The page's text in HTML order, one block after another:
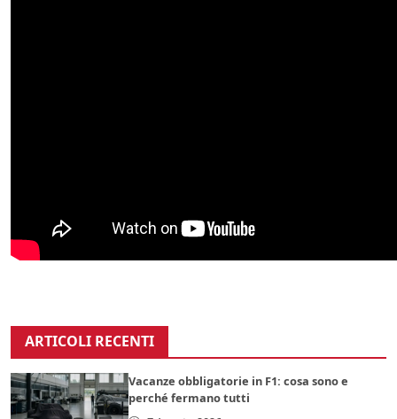
ARTICOLI RECENTI
Vacanze obbligatorie in F1: cosa sono e
perché fermano tutti